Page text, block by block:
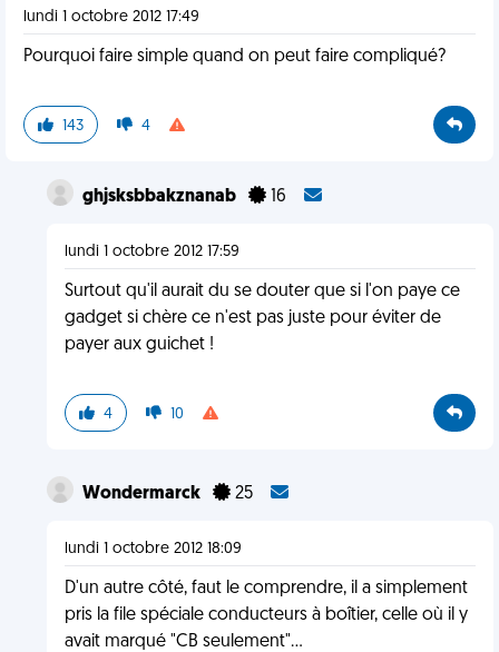
lundi 1 octobre 2012 17:49
Pourquoi faire simple quand on peut faire compliqué?
143 4
ghjsksbbakznanab 16
lundi 1 octobre 2012 17:59
Surtout qu'il aurait du se douter que si l'on paye ce
gadget si chère ce n'est pas juste pour éviter de
payer aux guichet !
4 10
Wondermarck 25
lundi 1 octobre 2012 18:09
D'un autre côté, faut le comprendre, il a simplement
pris la file spéciale conducteurs à boîtier, celle où il y
avait marqué "CB seulement"...